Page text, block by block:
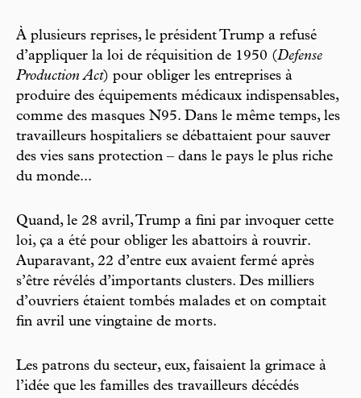
À plusieurs reprises, le président Trump a refusé
d’appliquer la loi de réquisition de 1950 (Defense
Production Act) pour obliger les entreprises à
produire des équipements médicaux indispensables,
comme des masques N95. Dans le même temps, les
travailleurs hospitaliers se débattaient pour sauver
des vies sans protection – dans le pays le plus riche
du monde...
Quand, le 28 avril, Trump a fini par invoquer cette
loi, ça a été pour obliger les abattoirs à rouvrir.
Auparavant, 22 d’entre eux avaient fermé après
s’être révélés d’importants clusters. Des milliers
d’ouvriers étaient tombés malades et on comptait
fin avril une vingtaine de morts.
Les patrons du secteur, eux, faisaient la grimace à
l’idée que les familles des travailleurs décédés